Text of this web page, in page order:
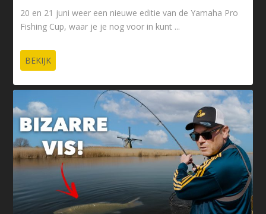
20 en 21 juni weer een nieuwe editie van de Yamaha Pro
Fishing Cup, waar je je nog voor in kunt ...
BEKIJK